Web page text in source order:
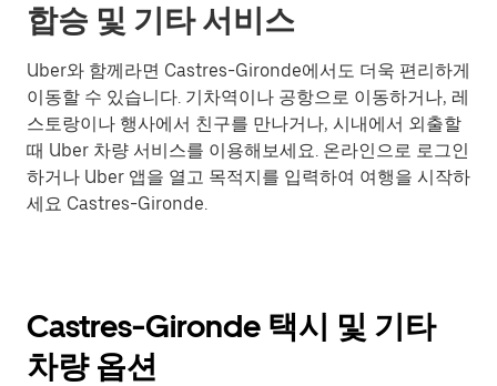
합승 및 기타 서비스
Uber와 함께라면 Castres-Gironde에서도 더욱 편리하게
이동할 수 있습니다. 기차역이나 공항으로 이동하거나, 레
스토랑이나 행사에서 친구를 만나거나, 시내에서 외출할
때 Uber 차량 서비스를 이용해보세요. 온라인으로 로그인
하거나 Uber 앱을 열고 목적지를 입력하여 여행을 시작하
세요 Castres-Gironde.
Castres-Gironde 택시 및 기타
차량 옵션